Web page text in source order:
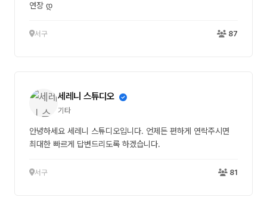
연장 დ
서구 87
세레니 스튜디오
기타
안녕하세요 세레니 스튜디오입니다. 언제든 편하게 연락주시면
최대한 빠르게 답변드리도록 하겠습니다.
서구 81